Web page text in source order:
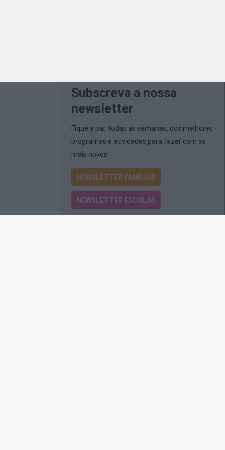
Subscreva a nossa
newsletter
Fique a par, todas as semanas, dos melhores
programas e atividades para fazer com os
mais novos
NEWSLETTER FAMÍLIAS
NEWSLETTER ESCOLAS